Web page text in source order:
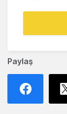
Paylaş